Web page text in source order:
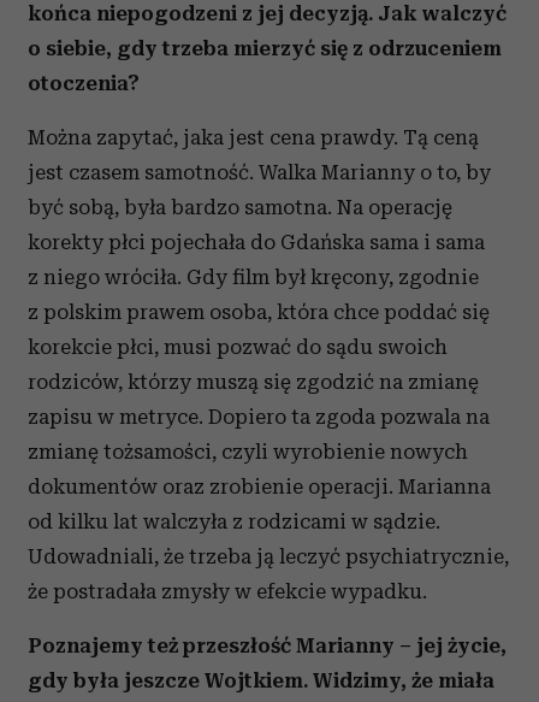
końca niepogodzeni z jej decyzją. Jak walczyć
o siebie, gdy trzeba mierzyć się z odrzuceniem
otoczenia?
Można zapytać, jaka jest cena prawdy. Tą ceną
jest czasem samotność. Walka Marianny o to, by
być sobą, była bardzo samotna. Na operację
korekty płci pojechała do Gdańska sama i sama
z niego wróciła. Gdy film był kręcony, zgodnie
z polskim prawem osoba, która chce poddać się
korekcie płci, musi pozwać do sądu swoich
rodziców, którzy muszą się zgodzić na zmianę
zapisu w metryce. Dopiero ta zgoda pozwala na
zmianę tożsamości, czyli wyrobienie nowych
dokumentów oraz zrobienie operacji. Marianna
od kilku lat walczyła z rodzicami w sądzie.
Udowadniali, że trzeba ją leczyć psychiatrycznie,
że postradała zmysły w efekcie wypadku.
Poznajemy też przeszłość Marianny – jej życie,
gdy była jeszcze Wojtkiem. Widzimy, że miała